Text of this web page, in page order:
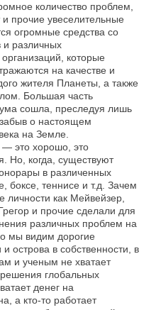
количество проблем,
и прочие увеселительные
огромные средства со
и различных
которые
на качестве и
жителя Планеты, а также
Большая часть
ума сошла, преследуя лишь
о настоящем
на Земле.
— это хорошо, это
Но, когда, существуют
в различенных
боксе, теннисе и т.д. Зачем
личности как Мейвейзер,
и прочие сделали для
различных проблем на
мы видим дорогие
острова в собственности, в
и ученым не хватает
глобальных
денег на
а кто-то работает